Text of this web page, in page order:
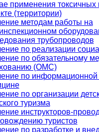
применения токсичных
(территории)
методам работы на
трубопроводов
по реализации
по обязательному
(ОМС)
по информационной
по организации
туризма
инструкторов-
туристов
по разработке и